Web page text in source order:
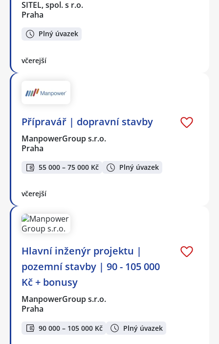
SITEL, spol. s r.o.
Praha
Plný úvazek
včerejší
Přípravář | dopravní stavby
ManpowerGroup s.r.o.
Praha
55 000 – 75 000 Kč Plný úvazek
včerejší
Hlavní inženýr projektu |
pozemní stavby | 90 - 105 000
Kč + bonusy
ManpowerGroup s.r.o.
Praha
90 000 – 105 000 Kč Plný úvazek